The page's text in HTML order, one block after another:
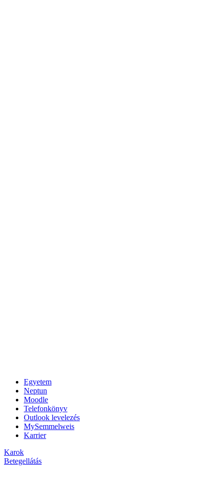
Egyetem
Neptun
Moodle
Telefonkönyv
Outlook levelezés
MySemmelweis
Karrier
Karok
Betegellátás